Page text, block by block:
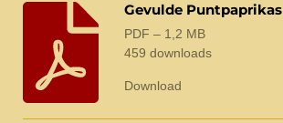
Gevulde Puntpaprikas
PDF – 1,2 MB
459 downloads
Download